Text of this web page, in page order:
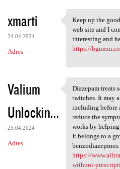
xmarti
24.04.2024
Adres
Keep up the
Keep up the
web site and I
interesting and
https://
Valium
Unlockin...
25.04.2024
Adres
Diazepam
Diazepam treats
twitches. It may
including before
reduce the
works by helping
It belongs to a
benzodiazepines.
https://
without-